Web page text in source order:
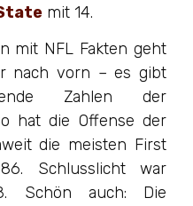
mit 14.
mit NFL Fakten geht
nach vorn – es gibt
Zahlen der
hat die Offense der
die meisten First
Schlusslicht war
Schön auch: Die